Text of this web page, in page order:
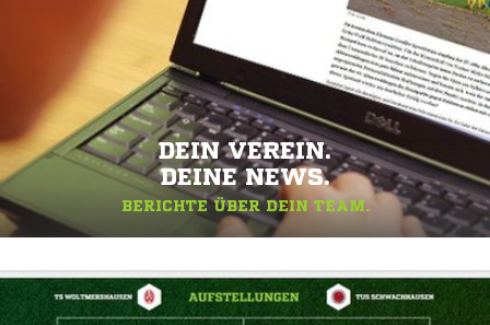
DEIN VEREIN.
DEINE NEWS.
BERICHTE ÜBER DEIN TEAM.